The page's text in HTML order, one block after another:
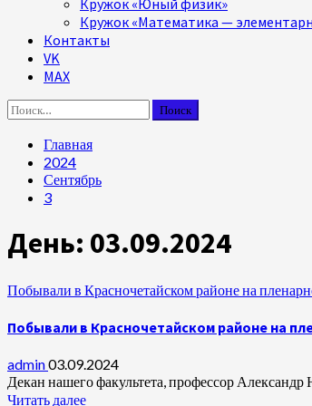
Кружок «Юный физик»
Кружок «Математика —
Контакты
VK
MAX
Найти:
Главная
2024
Сентябрь
3
День: 03.09.2024
Побывали в Красночетайском районе на
Побывали в Красночетайском районе на
admin03.09.2024
Декан нашего факультета, профессор
Читать далее